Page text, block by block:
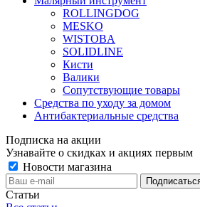
ROLLINGDOG
MESKO
WISTOBA
SOLIDLINE
Кисти
Валики
Сопутствующие товары
Средства по уходу за домом
Антибактериальные средства
Подписка на акции
Узнавайте о скидках и акциях первым
Новости магазина
Статьи